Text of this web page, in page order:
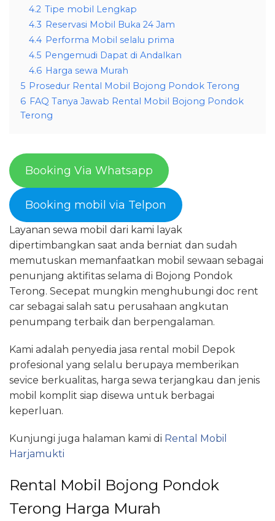
4.2 Tipe mobil Lengkap
4.3 Reservasi Mobil Buka 24 Jam
4.4 Performa Mobil selalu prima
4.5 Pengemudi Dapat di Andalkan
4.6 Harga sewa Murah
5 Prosedur Rental Mobil Bojong Pondok Terong
6 FAQ Tanya Jawab Rental Mobil Bojong Pondok
Terong
Booking Via Whatsapp
Booking mobil via Telpon
Layanan sewa mobil dari kami layak
dipertimbangkan saat anda berniat dan sudah
memutuskan memanfaatkan mobil sewaan sebagai
penunjang aktifitas selama di Bojong Pondok
Terong. Secepat mungkin menghubungi doc rent
car sebagai salah satu perusahaan angkutan
penumpang terbaik dan berpengalaman.
Kami adalah penyedia jasa rental mobil Depok
profesional yang selalu berupaya memberikan
sevice berkualitas, harga sewa terjangkau dan jenis
mobil komplit siap disewa untuk berbagai
keperluan.
Kunjungi juga halaman kami di Rental Mobil
Harjamukti
Rental Mobil Bojong Pondok
Terong Harga Murah